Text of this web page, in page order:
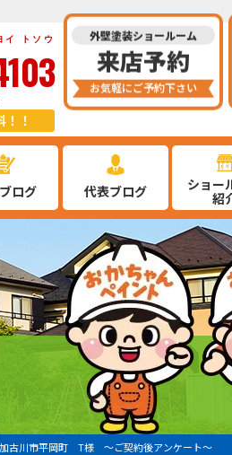
ソウ
！
外壁塗装ショールーム
来店予約
お気軽にご予約下さい
ログ 代表ブログ
ショー
紹
加古川市平岡町 T様 〜ご契約後アンケート〜